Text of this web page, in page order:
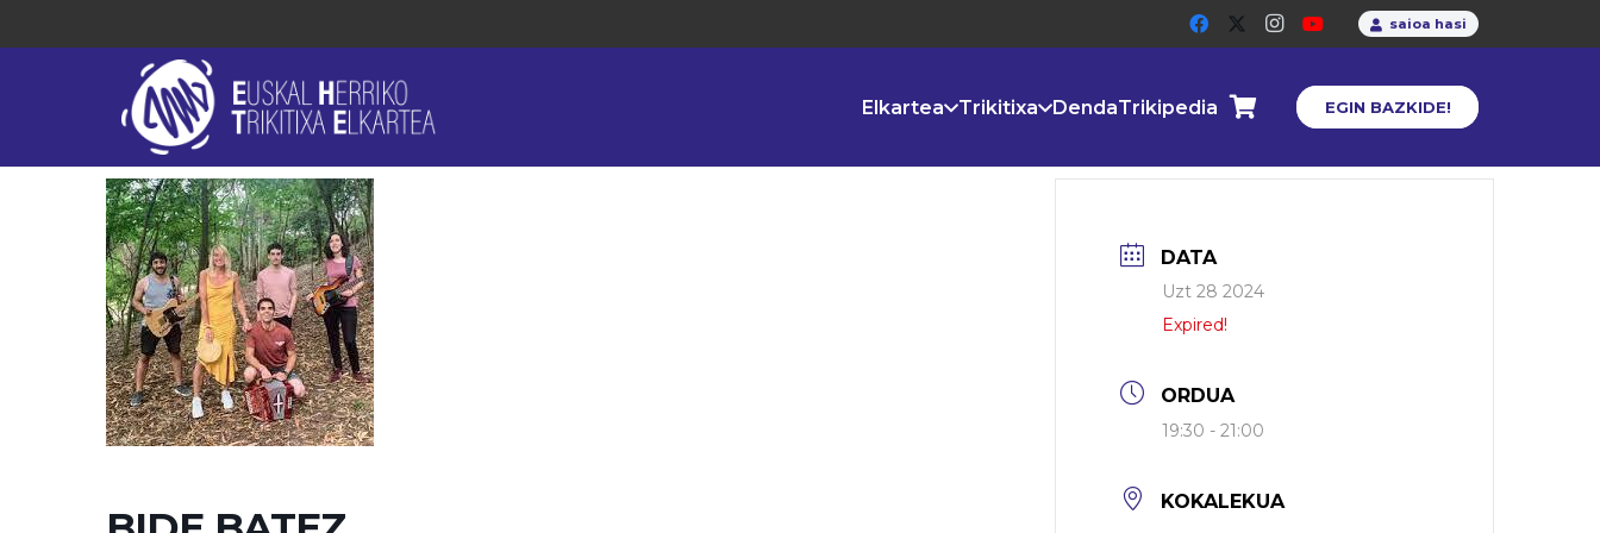
saioa hasi
Elkartea Trikitixa DendaTrikipedia EGIN BAZKIDE!
DATA
Uzt 28 2024
Expired!
ORDUA
19:30 - 21:00
KOKALEKUA